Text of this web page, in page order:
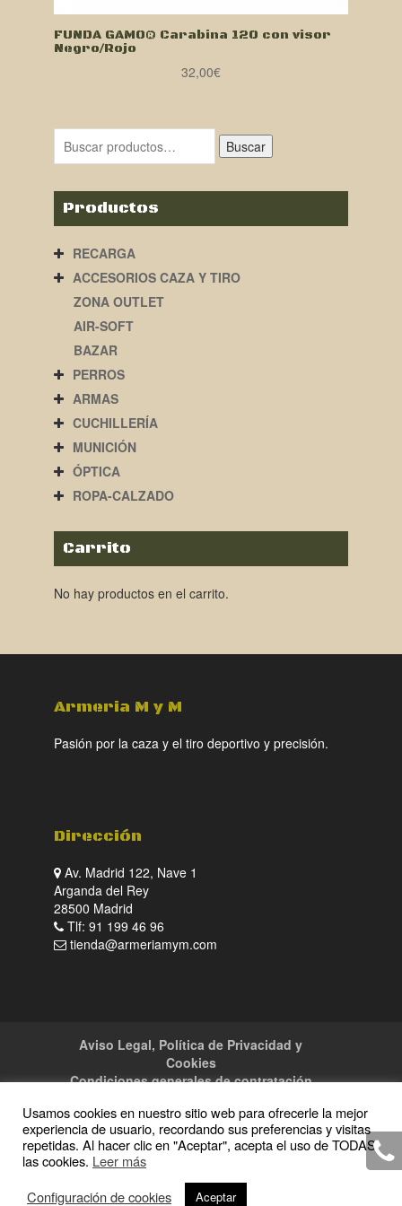
FUNDA GAMO® Carabina 120 con visor
Negro/Rojo
32,00€
Buscar
Productos
RECARGA
ACCESORIOS CAZA Y TIRO
ZONA OUTLET
AIR-SOFT
BAZAR
PERROS
ARMAS
CUCHILLERÍA
MUNICIÓN
ÓPTICA
ROPA-CALZADO
Carrito
No hay productos en el carrito.
Armeria M y M
Pasión por la caza y el tiro deportivo y precisión.
Dirección
Av. Madrid 122, Nave 1
Arganda del Rey
28500 Madrid
Tlf: 91 199 46 96
tienda@armeriamym.com
Aviso Legal, Política de Privacidad y
Cookies
Condiciones generales de contratación
Copyright · 2016 Armeria M y M · Todos los
Usamos cookies en nuestro sitio web para ofrecerle la mejor
experiencia de usuario, recordando sus preferencias y visitas
repetidas. Al hacer clic en "Aceptar", acepta el uso de TODAS
las cookies. Leer más
Configuración de cookies
Aceptar